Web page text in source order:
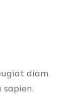
diam